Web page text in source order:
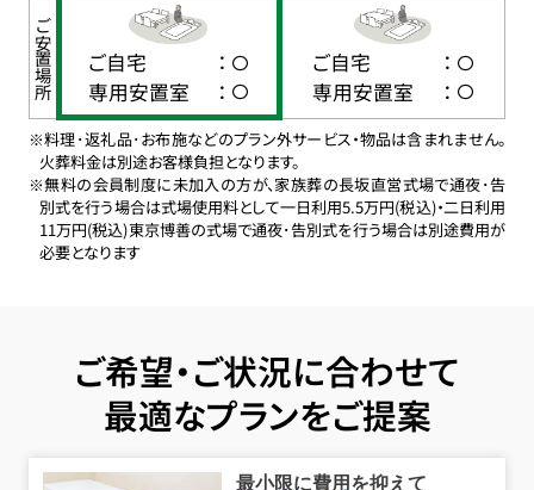
ご安置場所 ご自宅
：
専用安置室
：
ご自宅
：
専用安置室
：
※料理･返礼品･お布施などのプラン外サービス・物品は含まれません。
火葬料金は別途お客様負担となります。
※無料の会員制度に未加入の方が、家族葬の長坂直営式場で通夜･告
別式を行う場合は式場使用料として一日利用5.5万円(税込)・二日利用
11万円(税込)東京博善の式場で通夜･告別式を行う場合は別途費用が
必要となります
ご希望・ご状況に合わせて
最適なプランをご提案
最小限に費用を抑えて